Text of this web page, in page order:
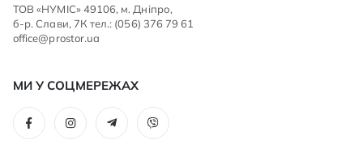
ТОВ «НУМІС» 49106, м. Дніпро,
б-р. Слави, 7К тел.: (056) 376 79 61
office@prostor.ua
МИ У СОЦМЕРЕЖАХ